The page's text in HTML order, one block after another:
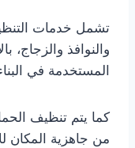
تشمل خدمات
والنوافذ والزجاج،
المستخدمة في
كما يتم تنظيف
من جاهزية المكان